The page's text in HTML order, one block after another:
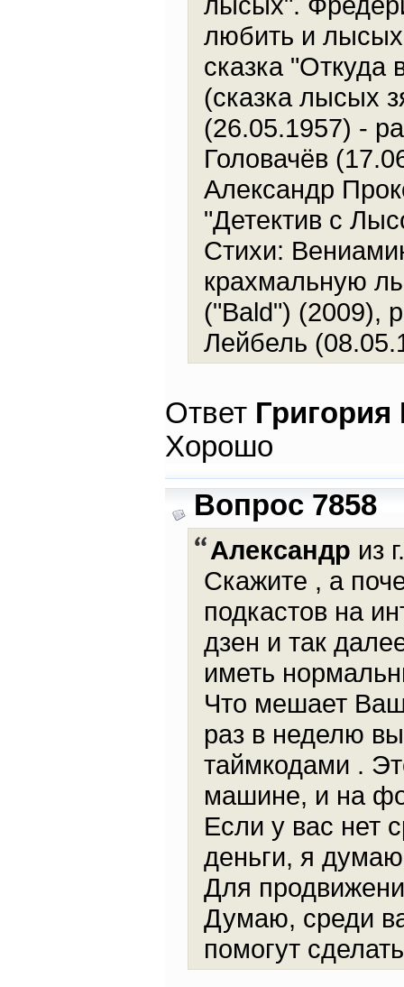
любить и
сказка "Откуда
(сказка лысых
(26.05.1957) -
Головачёв
Александр
"Детектив с
Стихи:
крахмальную
("Bald") (2009),
Лейбель
Ответ
Хорошо
Вопрос 7858
Александр из
Скажите , а
подкастов на
дзен и так
иметь
Что мешает
раз в неделю
таймкодами .
машине, и на
Если у вас нет
деньги, я
Для
Думаю, среди
помогут